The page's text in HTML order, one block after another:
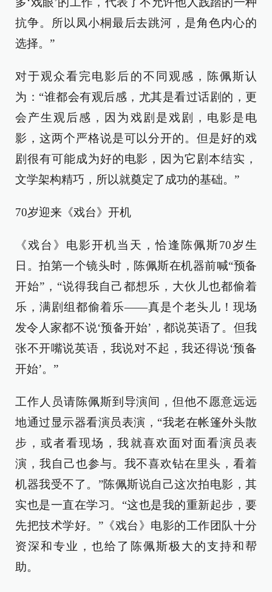
抗争。所以凤小桐最后去跳河，是角色内心的
选择。”
对于观众看完电影后的不同观感，陈佩斯认
为：“谁都会有观后感，尤其是看过话剧的，更
会产生观后感，因为戏剧是戏剧，电影是电
影，这两个严格说是可以分开的。但是好的戏
剧很有可能成为好的电影，因为它剧本结实，
文学架构精巧，所以就奠定了成功的基础。”
70岁迎来《戏台》开机
《戏台》电影开机当天，恰逢陈佩斯70岁生
日。拍第一个镜头时，陈佩斯在机器前喊“预备
开始”，“说得我自己都想乐，大伙儿也都偷着
乐，满剧组都偷着乐——真是个老头儿！现场
发令人家都不说‘预备开始’，都说英语了。但我
张不开嘴说英语，我说对不起，我还得说‘预备
开始’。”
工作人员请陈佩斯到导演间，但他不愿意远远
地通过显示器看演员表演，“我老在帐篷外头散
步，或者看现场，我就喜欢面对面看演员表
演，我自己也参与。我不喜欢钻在里头，看着
机器我受不了。”陈佩斯说自己这次拍电影，其
实也是一直在学习。“这也是我的重新起步，要
先把技术学好。”《戏台》电影的工作团队十分
资深和专业，也给了陈佩斯极大的支持和帮
助。